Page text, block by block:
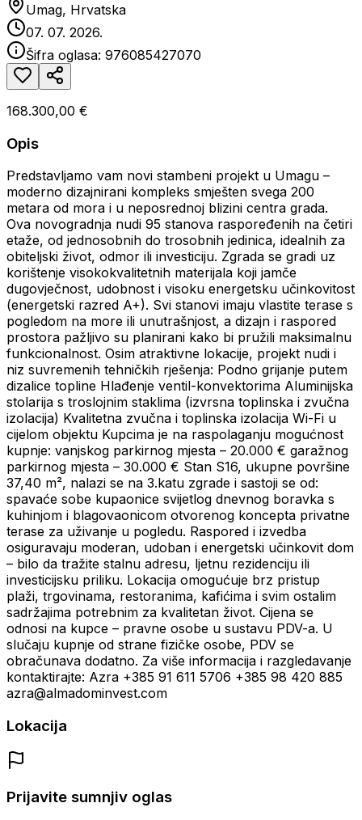
Umag, Hrvatska
07. 07. 2026.
Šifra oglasa: 976085427070
168.300,00 €
Opis
Predstavljamo vam novi stambeni projekt u Umagu –
moderno dizajnirani kompleks smješten svega 200
metara od mora i u neposrednoj blizini centra grada.
Ova novogradnja nudi 95 stanova raspoređenih na četiri
etaže, od jednosobnih do trosobnih jedinica, idealnih za
obiteljski život, odmor ili investiciju. Zgrada se gradi uz
korištenje visokokvalitetnih materijala koji jamče
dugovječnost, udobnost i visoku energetsku učinkovitost
(energetski razred A+). Svi stanovi imaju vlastite terase s
pogledom na more ili unutrašnjost, a dizajn i raspored
prostora pažljivo su planirani kako bi pružili maksimalnu
funkcionalnost. Osim atraktivne lokacije, projekt nudi i
niz suvremenih tehničkih rješenja: Podno grijanje putem
dizalice topline Hlađenje ventil-konvektorima Aluminijska
stolarija s troslojnim staklima (izvrsna toplinska i zvučna
izolacija) Kvalitetna zvučna i toplinska izolacija Wi-Fi u
cijelom objektu Kupcima je na raspolaganju mogućnost
kupnje: vanjskog parkirnog mjesta – 20.000 € garažnog
parkirnog mjesta – 30.000 € Stan S16, ukupne površine
37,40 m², nalazi se na 3.katu zgrade i sastoji se od:
spavaće sobe kupaonice svijetlog dnevnog boravka s
kuhinjom i blagovaonicom otvorenog koncepta privatne
terase za uživanje u pogledu. Raspored i izvedba
osiguravaju moderan, udoban i energetski učinkovit dom
– bilo da tražite stalnu adresu, ljetnu rezidenciju ili
investicijsku priliku. Lokacija omogućuje brz pristup
plaži, trgovinama, restoranima, kafićima i svim ostalim
sadržajima potrebnim za kvalitetan život. Cijena se
odnosi na kupce – pravne osobe u sustavu PDV-a. U
slučaju kupnje od strane fizičke osobe, PDV se
obračunava dodatno. Za više informacija i razgledavanje
kontaktirajte: Azra +385 91 611 5706 +385 98 420 885
azra@almadominvest.com
Lokacija
Prijavite sumnjiv oglas